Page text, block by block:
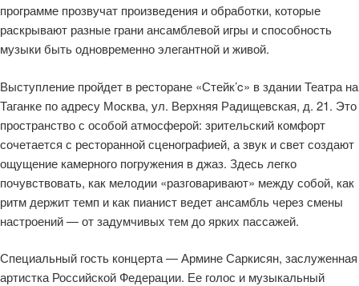
программе прозвучат произведения и обработки, которые
раскрывают разные грани ансамблевой игры и способность
музыки быть одновременно элегантной и живой.
Выступление пройдет в ресторане «Стейк’c» в здании Театра на
Таганке по адресу Москва, ул. Верхняя Радищевская, д. 21. Это
пространство с особой атмосферой: зрительский комфорт
сочетается с ресторанной сценографией, а звук и свет создают
ощущение камерного погружения в джаз. Здесь легко
почувствовать, как мелодии «разговаривают» между собой, как
ритм держит темп и как пианист ведет ансамбль через смены
настроений — от задумчивых тем до ярких пассажей.
Специальный гость концерта — Армине Саркисян, заслуженная
артистка Российской Федерации. Ее голос и музыкальный